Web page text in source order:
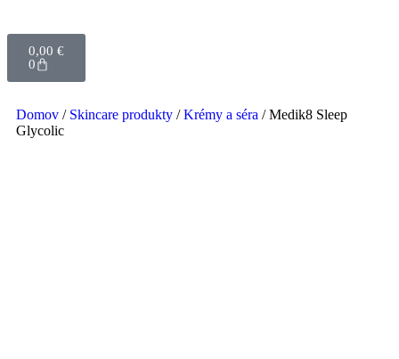
0,00 €
0
Domov / Skincare produkty /Krémy a séra / Medik8 Sleep
Glycolic